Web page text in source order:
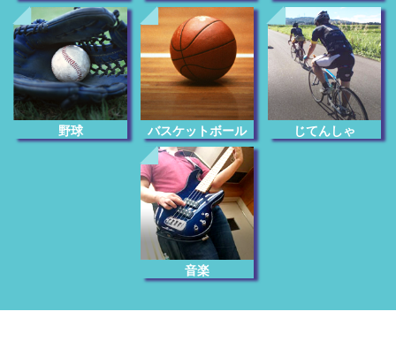
野球 バスケットボール じてんしゃ
音楽